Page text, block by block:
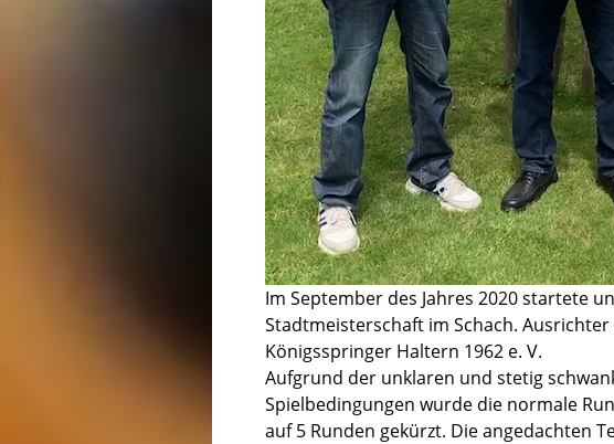
Im September des Jahres 2020 startete
Stadtmeisterschaft im Schach.
Königsspringer Haltern 1962 e. V.
Aufgrund der unklaren und stetig
Spielbedingungen wurde die normale
auf 5 Runden gekürzt. Die angedachten